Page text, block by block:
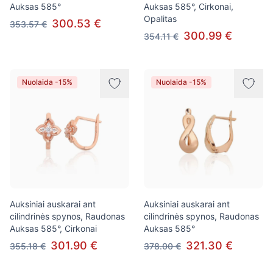
Auksas 585°
353.57 € 300.53 €
Auksas 585°, Cirkonai,
Opalitas
354.11 € 300.99 €
Nuolaida -15%
Auksiniai auskarai ant
cilindrinės spynos, Raudonas
Auksas 585°, Cirkonai
355.18 € 301.90 €
Nuolaida -15%
Auksiniai auskarai ant
cilindrinės spynos, Raudonas
Auksas 585°
378.00 € 321.30 €